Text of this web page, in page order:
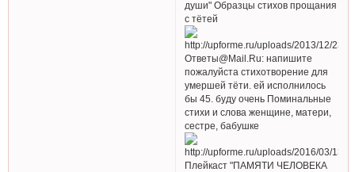
души" Образцы стихов прощания
с тётей
Ответы@Mail.Ru: напишите
пожалуйста стихотворение для
умершей тёти. ей исполнилось
бы 45. буду очень Поминальные
стихи и слова женщине, матери,
сестре, бабушке
Плейкаст "ПАМЯТИ ЧЕЛОВЕКА